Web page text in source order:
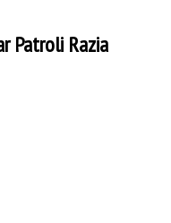
Patroli Razia